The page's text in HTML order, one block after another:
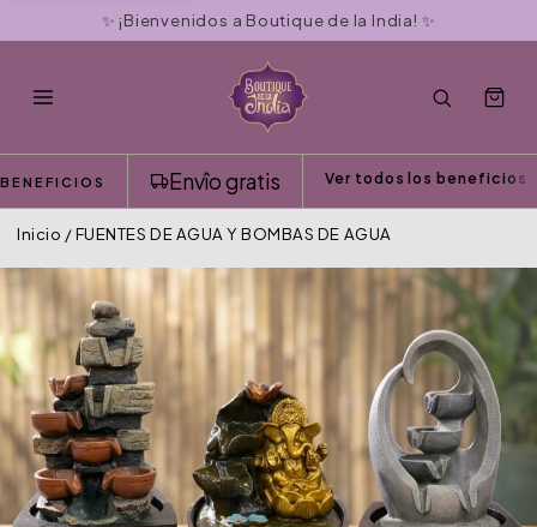
📦 Envíos a todo el país
BENEFICIOS Envîo gratis Ver todos los beneficios
FUENTES DE AGUA Y
Inicio /FUENTES DE AGUA Y BOMBAS DE AGUA